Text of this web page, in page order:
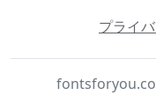
プライ